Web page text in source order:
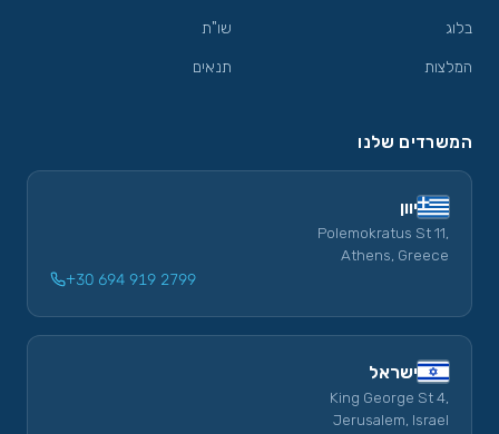
בלוג
המלצות
שו"ת
תנאים
המשרדים שלנו
יוון
Polemokratus St 11,
Athens, Greece
+30 694 919 2799
ישראל
King George St 4,
Jerusalem, Israel